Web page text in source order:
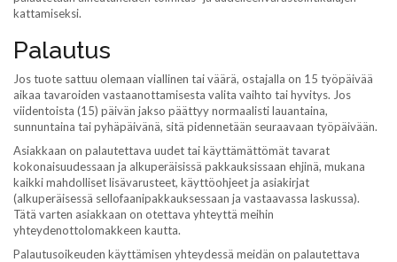
kattamiseksi.
Palautus
Jos tuote sattuu olemaan viallinen tai väärä, ostajalla on 15 työpäivää
aikaa tavaroiden vastaanottamisesta valita vaihto tai hyvitys. Jos
viidentoista (15) päivän jakso päättyy normaalisti lauantaina,
sunnuntaina tai pyhäpäivänä, sitä pidennetään seuraavaan työpäivään.
Asiakkaan on palautettava uudet tai käyttämättömät tavarat
kokonaisuudessaan ja alkuperäisissä pakkauksissaan ehjinä, mukana
kaikki mahdolliset lisävarusteet, käyttöohjeet ja asiakirjat
(alkuperäisessä sellofaanipakkauksessaan ja vastaavassa laskussa).
Tätä varten asiakkaan on otettava yhteyttä meihin
yhteydenottolomakkeen kautta.
Palautusoikeuden käyttämisen yhteydessä meidän on palautettava